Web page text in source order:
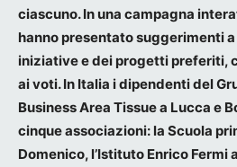
ciascuno. In una campagna
hanno presentato suggerimenti
iniziative e dei progetti preferiti,
ai voti.In Italia i dipendenti del
Business Area Tissue a Lucca e
cinque associazioni: la Scuola
Domenico, l’Istituto Enrico Fermi